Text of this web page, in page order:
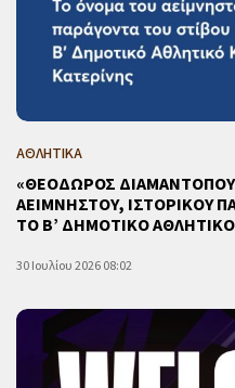
ΑΘΛΗΤΙΚΑ
«ΘΕΟΔΩΡΟΣ
ΑΕΙΜΝΗΣΤΟΥ, ΙΣΤΟΡΙΚΟΥ
ΤΟ Β’ ΔΗΜΟΤΙΚΟ
30 Ιουλίου 2026 08:02